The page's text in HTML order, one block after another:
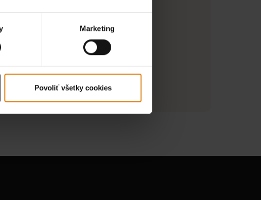
Marketing
Povoliť všetky cookies
Pracovná doska - Výška (mm)
Modul bočných horákov - Hmotnosť (kg)
Informácie o výrobcovi